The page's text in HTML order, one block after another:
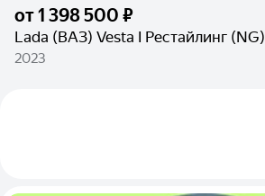
от1 398 500 ₽
Lada (ВАЗ) Vesta I Рестайлинг (NG)
2023